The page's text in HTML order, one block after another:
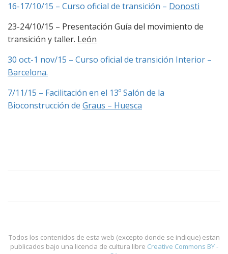
16-17/10/15 – Curso oficial de transición – Donosti
23-24/10/15 – Presentación Guía del movimiento de
transición y taller. León
30 oct-1 nov/15 – Curso oficial de transición Interior –
Barcelona.
7/11/15 – Facilitación en el 13º Salón de la
Bioconstrucción de Graus – Huesca
Todos los contenidos de esta web (excepto donde se indique) estan
publicados bajo una licencia de cultura libre Creative Commons BY -